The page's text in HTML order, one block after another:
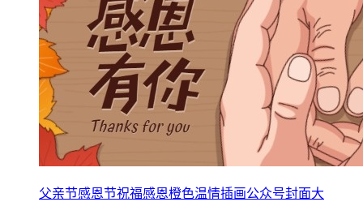
父亲节感恩节祝福感恩橙色温情插画公众号封面大